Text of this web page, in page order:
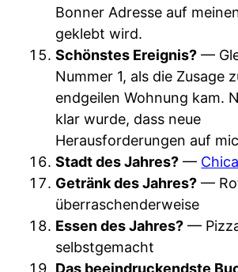
Bonner Adresse auf
geklebt wird.
Schönstes Ereignis? —
Nummer 1, als die Zusage
endgeilen Wohnung kam.
klar wurde, dass neue
Herausforderungen auf
Stadt des Jahres? —
Getränk des Jahres? —
überraschenderweise
Essen des Jahres? —
selbstgemacht
Das beeindruckendste